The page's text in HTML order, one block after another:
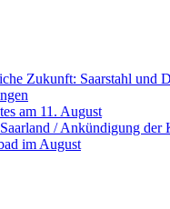
Zukunft: Saarstahl und
am 11. August
/ Ankündigung
im August